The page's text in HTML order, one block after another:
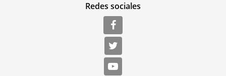
Redes sociales